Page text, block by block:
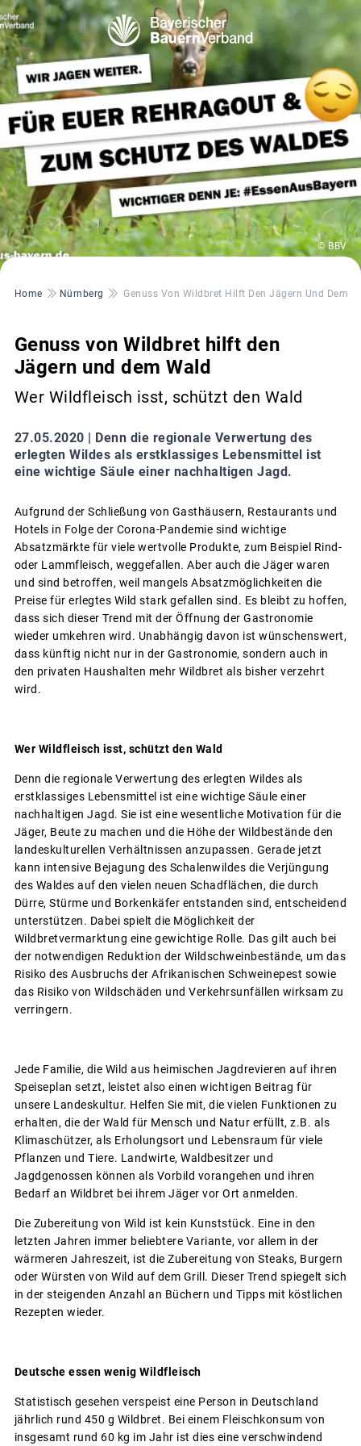
© BBV
Pfadnavigation
Home Nürnberg Genuss Von Wildbret Hilft Den Jägern Und Dem
Genuss von Wildbret hilft den
Jägern und dem Wald
Wer Wildfleisch isst, schützt den Wald
27.05.2020 | Denn die regionale Verwertung des
erlegten Wildes als erstklassiges Lebensmittel ist
eine wichtige Säule einer nachhaltigen Jagd.
Aufgrund der Schließung von Gasthäusern, Restaurants und
Hotels in Folge der Corona-Pandemie sind wichtige
Absatzmärkte für viele wertvolle Produkte, zum Beispiel Rind-
oder Lammfleisch, weggefallen. Aber auch die Jäger waren
und sind betroffen, weil mangels Absatzmöglichkeiten die
Preise für erlegtes Wild stark gefallen sind. Es bleibt zu hoffen,
dass sich dieser Trend mit der Öffnung der Gastronomie
wieder umkehren wird. Unabhängig davon ist wünschenswert,
dass künftig nicht nur in der Gastronomie, sondern auch in
den privaten Haushalten mehr Wildbret als bisher verzehrt
wird.
Wer Wildfleisch isst, schützt den Wald
Denn die regionale Verwertung des erlegten Wildes als
erstklassiges Lebensmittel ist eine wichtige Säule einer
nachhaltigen Jagd. Sie ist eine wesentliche Motivation für die
Jäger, Beute zu machen und die Höhe der Wildbestände den
landeskulturellen Verhältnissen anzupassen. Gerade jetzt
kann intensive Bejagung des Schalenwildes die Verjüngung
des Waldes auf den vielen neuen Schadflächen, die durch
Dürre, Stürme und Borkenkäfer entstanden sind, entscheidend
unterstützen. Dabei spielt die Möglichkeit der
Wildbretvermarktung eine gewichtige Rolle. Das gilt auch bei
der notwendigen Reduktion der Wildschweinbestände, um das
Risiko des Ausbruchs der Afrikanischen Schweinepest sowie
das Risiko von Wildschäden und Verkehrsunfällen wirksam zu
verringern.
Jede Familie, die Wild aus heimischen Jagdrevieren auf ihren
Speiseplan setzt, leistet also einen wichtigen Beitrag für
unsere Landeskultur. Helfen Sie mit, die vielen Funktionen zu
erhalten, die der Wald für Mensch und Natur erfüllt, z.B. als
Klimaschützer, als Erholungsort und Lebensraum für viele
Pflanzen und Tiere. Landwirte, Waldbesitzer und
Jagdgenossen können als Vorbild vorangehen und ihren
Bedarf an Wildbret bei ihrem Jäger vor Ort anmelden.
Die Zubereitung von Wild ist kein Kunststück. Eine in den
letzten Jahren immer beliebtere Variante, vor allem in der
wärmeren Jahreszeit, ist die Zubereitung von Steaks, Burgern
oder Würsten von Wild auf dem Grill. Dieser Trend spiegelt sich
in der steigenden Anzahl an Büchern und Tipps mit köstlichen
Rezepten wieder.
Deutsche essen wenig Wildfleisch
Statistisch gesehen verspeist eine Person in Deutschland
jährlich rund 450 g Wildbret. Bei einem Fleischkonsum von
insgesamt rund 60 kg im Jahr ist dies eine verschwindend